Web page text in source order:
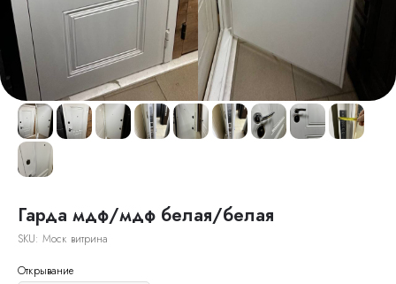
Гарда мдф/мдф белая/белая
SKU: Моск витрина
Открывание